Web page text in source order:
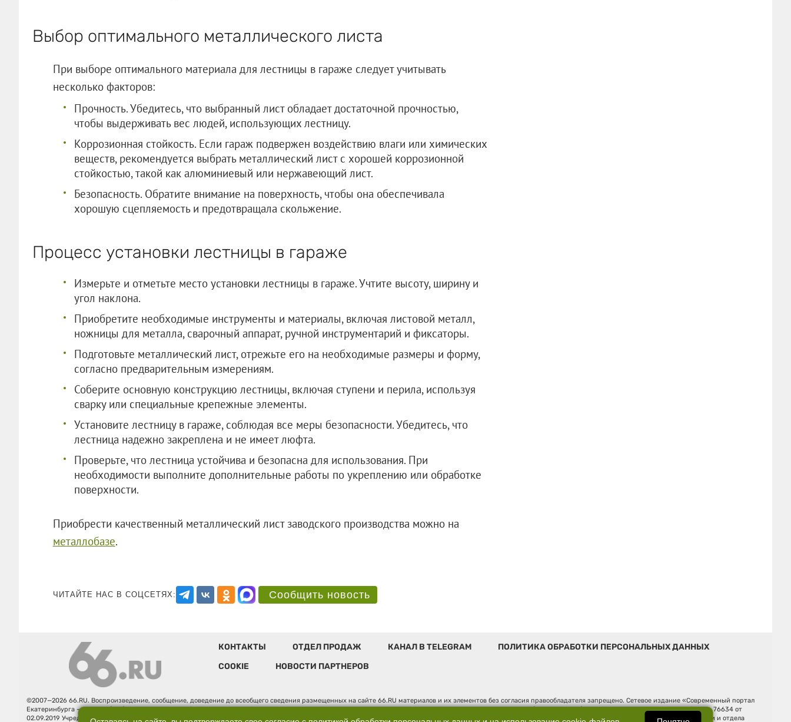
Выбор оптимального металлического листа
При выборе оптимального материала для лестницы в гараже следует учитывать
несколько факторов:
Прочность. Убедитесь, что выбранный лист обладает достаточной прочностью,
чтобы выдерживать вес людей, использующих лестницу.
Коррозионная стойкость. Если гараж подвержен воздействию влаги или химических
веществ, рекомендуется выбрать металлический лист с хорошей коррозионной
стойкостью, такой как алюминиевый или нержавеющий лист.
Безопасность. Обратите внимание на поверхность, чтобы она обеспечивала
хорошую сцепляемость и предотвращала скольжение.
Процесс установки лестницы в гараже
Измерьте и отметьте место установки лестницы в гараже. Учтите высоту, ширину и
угол наклона.
Приобретите необходимые инструменты и материалы, включая листовой металл,
ножницы для металла, сварочный аппарат, ручной инструментарий и фиксаторы.
Подготовьте металлический лист, отрежьте его на необходимые размеры и форму,
согласно предварительным измерениям.
Соберите основную конструкцию лестницы, включая ступени и перила, используя
сварку или специальные крепежные элементы.
Установите лестницу в гараже, соблюдая все меры безопасности. Убедитесь, что
лестница надежно закреплена и не имеет люфта.
Проверьте, что лестница устойчива и безопасна для использования. При
необходимости выполните дополнительные работы по укреплению или обработке
поверхности.
Приобрести качественный металлический лист заводского производства можно на
металлобазе.
ЧИТАЙТЕ НАС В СОЦСЕТЯХ: Сообщить новость
КОНТАКТЫ ОТДЕЛ ПРОДАЖ КАНАЛ В TELEGRAM
ПОЛИТИКА ОБРАБОТКИ ПЕРСОНАЛЬНЫХ ДАННЫХ
COOKIE
НОВОСТИ ПАРТНЕРОВ
©2007—2026 66.RU. Воспроизведение, сообщение, доведение до всеобщего сведения размещенных на сайте 66.RU материалов и их элементов без согласия правообладателя запрещено. Сетевое издание «Современный портал
Екатеринбурга — «66.ru» (18+) зарегистрировано Федеральной службой по надзору в сфере связи, информационных технологий и массовых коммуникаций (Роскомнадзор). Регистрационный номер ЭЛ № ФС 77 - 76634 от
02.09.2019 Учредитель: Общество с ограниченной ответственностью "66.ру". Юридический адрес: 620014, Свердловская обл., г. Екатеринбург, ул. Бориса Ельцина, строение 3, оф. 7015 Фактический адрес редакции и отдела